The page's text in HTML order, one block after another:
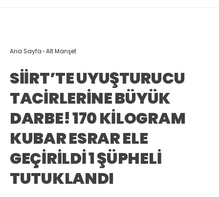
Ana Sayfa ›Alt Manşet
SİİRT’TE UYUŞTURUCU
TACİRLERİNE BÜYÜK
DARBE! 170 KİLOGRAM
KUBAR ESRAR ELE
GEÇİRİLDİ 1 ŞÜPHELİ
TUTUKLANDI